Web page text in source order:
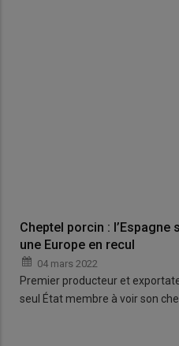
Cheptel porcin :
une Europe en recul
04 mars 2022
Premier producteur et
seul État membre à voir son